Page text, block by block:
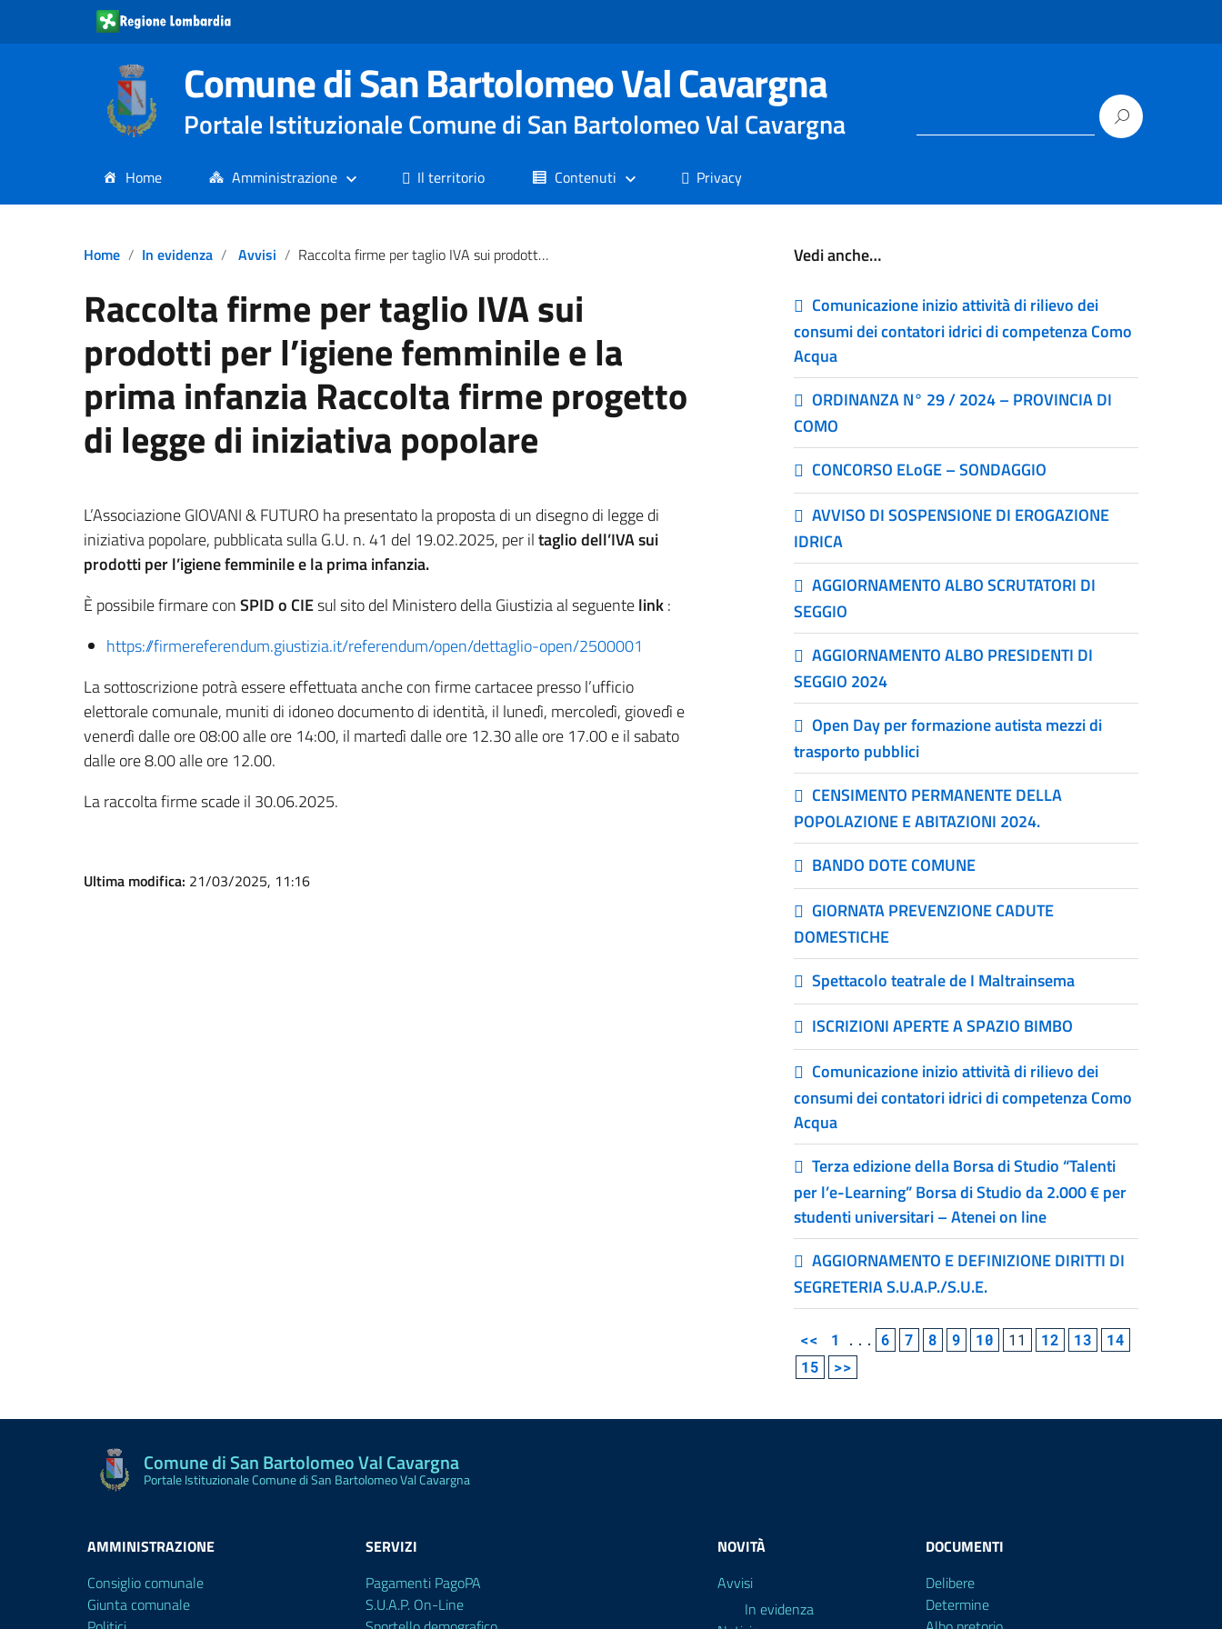
Comune di San Bartolomeo Val Cavargna
Portale Istituzionale Comune di San Bartolomeo Val Cavargna
Home Amministrazione Il territorio Contenuti Privacy
Home In evidenza Avvisi Raccolta firme per taglio IVA sui prodotti per l’igiene femminile e la prima infanzia Raccolta firme progetto di legge di iniziativa popolare
Raccolta firme per taglio IVA sui
prodotti per l’igiene femminile e la
prima infanzia Raccolta firme progetto
di legge di iniziativa popolare
L’Associazione GIOVANI & FUTURO ha presentato la proposta di un disegno di legge di
iniziativa popolare, pubblicata sulla G.U. n. 41 del 19.02.2025, per iltaglio dell’IVA sui
prodotti per l’igiene femminile e la prima infanzia.
È possibile firmare conSPID o CIEsul sito del Ministero della Giustizia al seguentelink:
https://firmereferendum.giustizia.it/referendum/open/dettaglio-open/2500001
La sottoscrizione potrà essere effettuata anche con firme cartacee presso l’ufficio
elettorale comunale, muniti di idoneo documento di identità, il lunedì, mercoledì, giovedì e
venerdì dalle ore 08:00 alle ore 14:00, il martedì dalle ore 12.30 alle ore 17.00 e il sabato
dalle ore 8.00 alle ore 12.00.
La raccolta firme scade il 30.06.2025.
Ultima modifica: 21/03/2025, 11:16
Vedi anche…
Comunicazione inizio attività di rilievo dei
consumi dei contatori idrici di competenza Como
Acqua
ORDINANZA N° 29 / 2024 – PROVINCIA DI
COMO
CONCORSO ELoGE – SONDAGGIO
AVVISO DI SOSPENSIONE DI EROGAZIONE
IDRICA
AGGIORNAMENTO ALBO SCRUTATORI DI
SEGGIO
AGGIORNAMENTO ALBO PRESIDENTI DI
SEGGIO 2024
Open Day per formazione autista mezzi di
trasporto pubblici
CENSIMENTO PERMANENTE DELLA
POPOLAZIONE E ABITAZIONI 2024.
BANDO DOTE COMUNE
GIORNATA PREVENZIONE CADUTE
DOMESTICHE
Spettacolo teatrale de I Maltrainsema
ISCRIZIONI APERTE A SPAZIO BIMBO
Comunicazione inizio attività di rilievo dei
consumi dei contatori idrici di competenza Como
Acqua
Terza edizione della Borsa di Studio “Talenti
per l’e-Learning” Borsa di Studio da 2.000 € per
studenti universitari – Atenei on line
AGGIORNAMENTO E DEFINIZIONE DIRITTI DI
SEGRETERIA S.U.A.P./S.U.E.
<< 1 ... 6 7 8 9 10 11 12 13
14
15
>>
Comune di San Bartolomeo Val Cavargna
Portale Istituzionale Comune di San Bartolomeo Val Cavargna
AMMINISTRAZIONE
Consiglio comunale
Giunta comunale
SERVIZI
Pagamenti PagoPA
S.U.A.P. On-Line
NOVITÀ
Avvisi
In evidenza
DOCUMENTI
Delibere
Determine